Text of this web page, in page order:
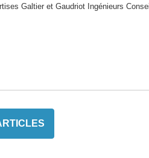
Galtier et Gaudriot Ingénieurs